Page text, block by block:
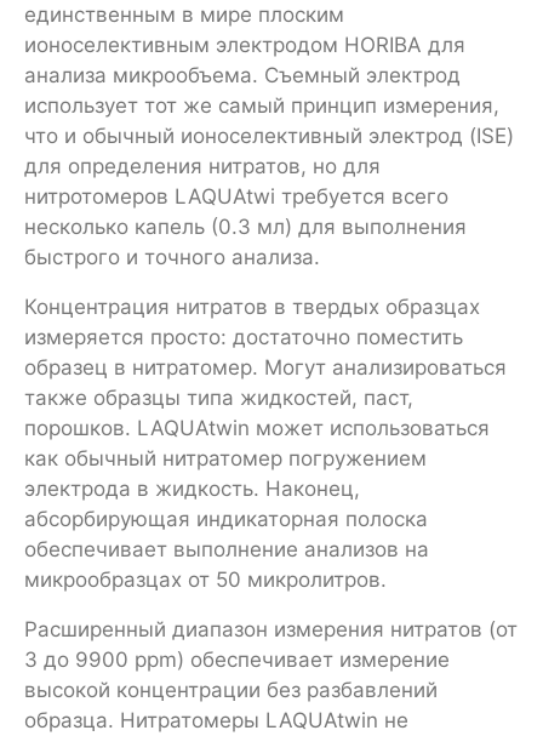
единственным в мире плоским
ионоселективным электродом HORIBA для
анализа микрообъема. Съемный электрод
использует тот же самый принцип измерения,
что и обычный ионоселективный электрод (ISE)
для определения нитратов, но для
нитротомеров LAQUAtwi требуется всего
несколько капель (0.3 мл) для выполнения
быстрого и точного анализа.
Концентрация нитратов в твердых образцах
измеряется просто: достаточно поместить
образец в нитратомер. Могут анализироваться
также образцы типа жидкостей, паст,
порошков. LAQUAtwin может использоваться
как обычный нитратомер погружением
электрода в жидкость. Наконец,
абсорбирующая индикаторная полоска
обеспечивает выполнение анализов на
микрообразцах от 50 микролитров.
Расширенный диапазон измерения нитратов (от
3 до 9900 ppm) обеспечивает измерение
высокой концентрации без разбавлений
образца. Нитратомеры LAQUAtwin не